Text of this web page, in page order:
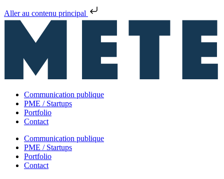
Aller au contenu principal
Communication publique
PME / Startups
Portfolio
Contact
Communication publique
PME / Startups
Portfolio
Contact